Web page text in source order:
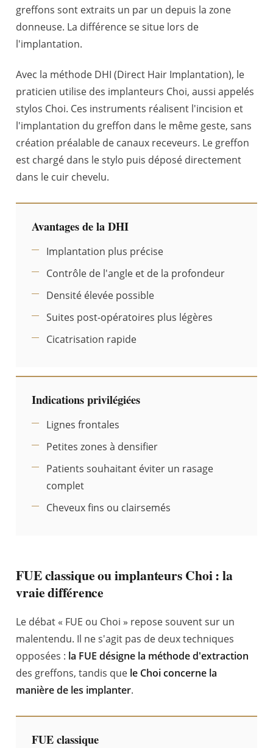
greffons sont extraits un par un depuis la zone
donneuse. La différence se situe lors de
l'implantation.
Avec la méthode DHI (Direct Hair Implantation), le
praticien utilise des implanteurs Choi, aussi appelés
stylos Choi. Ces instruments réalisent l'incision et
l'implantation du greffon dans le même geste, sans
création préalable de canaux receveurs. Le greffon
est chargé dans le stylo puis déposé directement
dans le cuir chevelu.
Avantages de la DHI
Implantation plus précise
Contrôle de l'angle et de la profondeur
Densité élevée possible
Suites post-opératoires plus légères
Cicatrisation rapide
Indications privilégiées
Lignes frontales
Petites zones à densifier
Patients souhaitant éviter un rasage
complet
Cheveux fins ou clairsemés
FUE classique ou implanteurs Choi : la
vraie différence
Le débat « FUE ou Choi » repose souvent sur un
malentendu. Il ne s'agit pas de deux techniques
opposées : la FUE désigne la méthode d'extraction
des greffons, tandis que le Choi concerne la
manière de les implanter.
FUE classique